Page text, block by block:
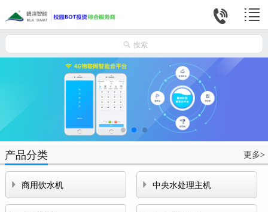


 搜索
产品分类 更多>
 商用饮水机  中央水处理主机